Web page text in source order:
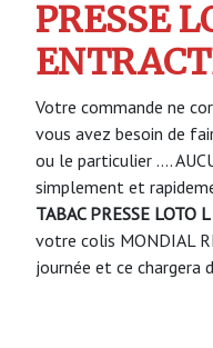
PRESSE
Votre commande ne
vous avez besoin de
ou le particulier ….
simplement et
TABAC PRESSE LOTO
votre colis MONDIAL
journée et ce chargera